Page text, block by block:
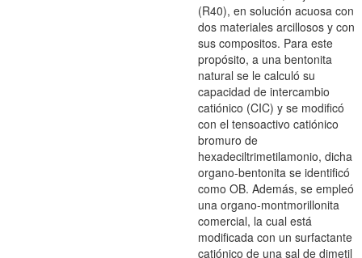
(R40), en solución acuosa con
dos materiales arcillosos y con
sus compositos. Para este
propósito, a una bentonita
natural se le calculó su
capacidad de intercambio
catiónico (CIC) y se modificó
con el tensoactivo catiónico
bromuro de
hexadeciltrimetilamonio, dicha
organo-bentonita se identificó
como OB. Además, se empleó
una organo-montmorillonita
comercial, la cual está
modificada con un surfactante
catiónico de una sal de dimetil